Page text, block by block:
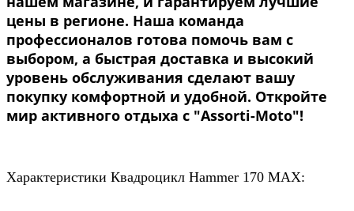
цены в регионе. Наша команда
профессионалов готова помочь вам с
выбором, а быстрая доставка и высокий
уровень обслуживания сделают вашу
покупку комфортной и удобной. Откройте
мир активного отдыха с "Assorti-Moto"!
Характеристики Квадроцикл Hammer 170 MAX: